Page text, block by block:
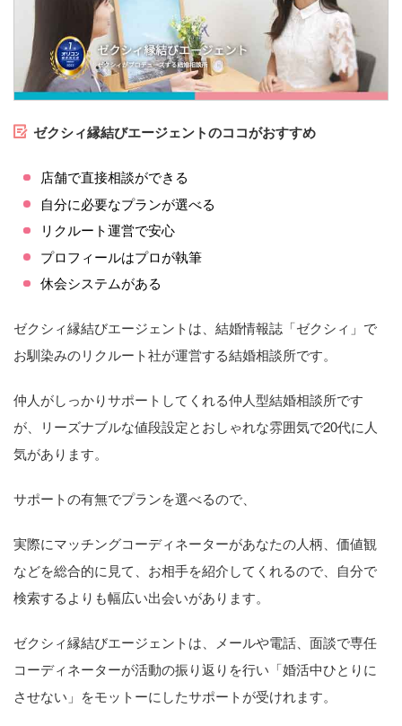
ゼクシィ縁結びエージェントのココがおすすめ
店舗で直接相談ができる
自分に必要なプランが選べる
リクルート運営で安心
プロフィールはプロが執筆
休会システムがある
ゼクシィ縁結びエージェントは、結婚情報誌「ゼクシィ」で
お馴染みのリクルート社が運営する結婚相談所です。
仲人がしっかりサポートしてくれる仲人型結婚相談所です
が、リーズナブルな値段設定とおしゃれな雰囲気で20代に人
気があります。
サポートの有無でプランを選べるので、
実際にマッチングコーディネーターがあなたの人柄、価値観
などを総合的に見て、お相手を紹介してくれるので、自分で
検索するよりも幅広い出会いがあります。
ゼクシィ縁結びエージェントは、メールや電話、面談で専任
コーディネーターが活動の振り返りを行い「婚活中ひとりに
させない」をモットーにしたサポートが受けれます。